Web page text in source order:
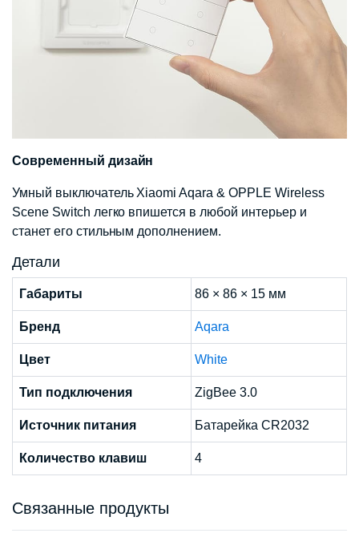
Современный дизайн
Умный выключатель Xiaomi Aqara & OPPLE Wireless
Scene Switch легко впишется в любой интерьер и
станет его стильным дополнением.
Детали
Габариты 86 × 86 × 15 мм
Бренд Aqara
Цвет White
Тип подключения ZigBee 3.0
Источник питания Батарейка CR2032
Количество клавиш 4
Связанные продукты